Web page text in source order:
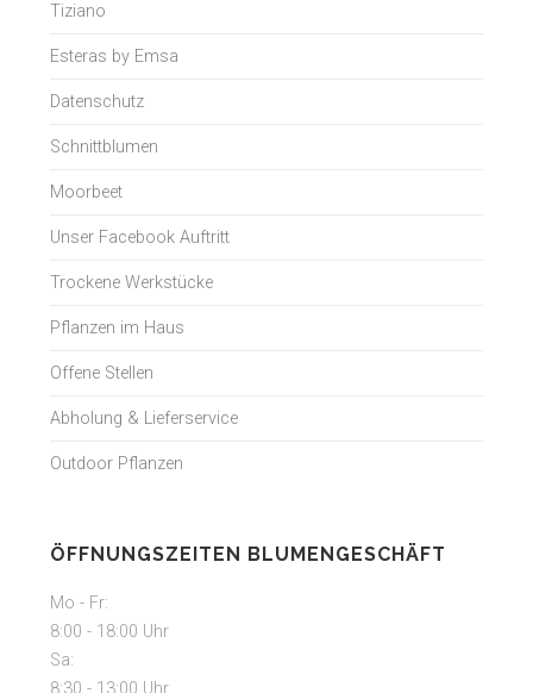
Tiziano
Esteras by Emsa
Datenschutz
Schnittblumen
Moorbeet
Unser Facebook Auftritt
Trockene Werkstücke
Pflanzen im Haus
Offene Stellen
Abholung & Lieferservice
Outdoor Pflanzen
ÖFFNUNGSZEITEN BLUMENGESCHÄFT
Mo - Fr:
8:00 - 18:00 Uhr
Sa:
8:30 - 13:00 Uhr